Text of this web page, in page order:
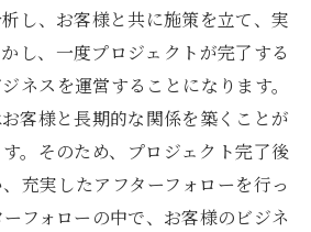
し、お客様と共に施策を立て、実
し、一度プロジェクトが完了する
ネスを運営することになります。
客様と長期的な関係を築くことが
。そのため、プロジェクト完了後
充実したアフターフォローを行っ
フォローの中で、お客様のビジネ